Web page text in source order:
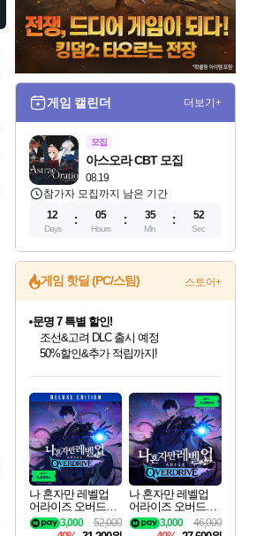
게임 캘린더 더보기+
모집
08.19
아스오라 CBT 모집
참가자 모집까지 남은 기간
12
Days
05
Hours
35
Min
51
Sec
게임 핫딜 (PC/스팀) 스토어+
최대 90% 할인가를 만나보세요!
네이버혜택과 함께 만나보세요!
문명 7 특별 할인!
조선&고려 DLC 출시 예정
50%할인&추가 적립까지!
이니&베니 혜택까지!
네이버 혜택가와 함께 예약하세요!
할인&네이버혜택으로 만나보세요!
네이버페이 혜택과 만나보세요!
40주년 프로모션으로 만나보세요!
네이버 포인트 혜택까지!
할인가에 만나보세요!
일부 에디션 상시 할인!
혜택으로 예약 판매 중
편안하게 충전하세요
나 혼자만 레벨업
어라이즈 오버드라
이브 디럭스 에디션
Solo Leveling Arise
52,000
3,000
나 혼자만 레벨업
어라이즈 오버드라
이브 Solo Leveling A
rise
46,000
3,000